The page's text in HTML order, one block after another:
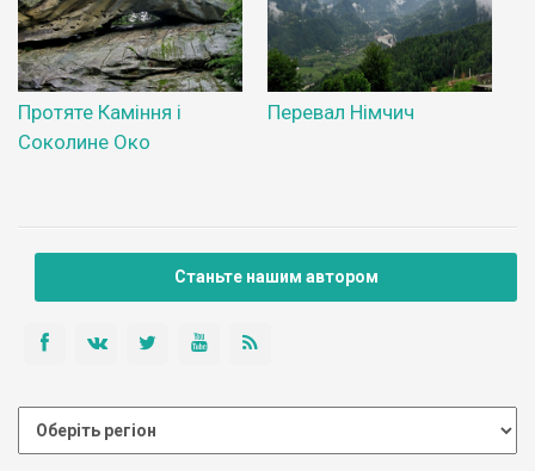
Протяте Каміння і
Соколине Око
Перевал Німчич
Станьте нашим автором